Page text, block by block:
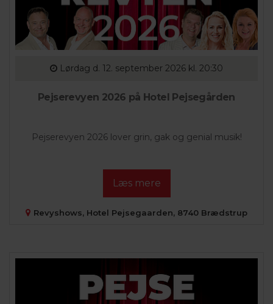
Lørdag d. 12. september 2026 kl. 20:30
Pejserevyen 2026 på Hotel Pejsegården
Pejserevyen 2026 lover grin, gak og genial musik!
Læs mere
Revyshows, Hotel Pejsegaarden, 8740 Brædstrup